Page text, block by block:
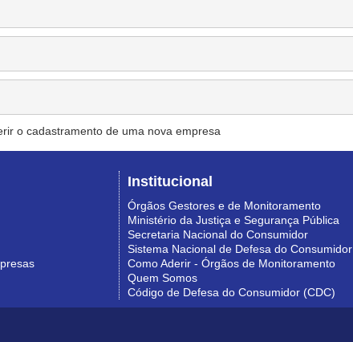
o cadastramento de uma nova empresa
Institucional
Órgãos Gestores e de Monitoramento
Ministério da Justiça e Segurança Pública
Secretaria Nacional do Consumidor
Sistema Nacional de Defesa do Consumidor
Como Aderir - Órgãos de Monitoramento
Quem Somos
Código de Defesa do Consumidor (CDC)